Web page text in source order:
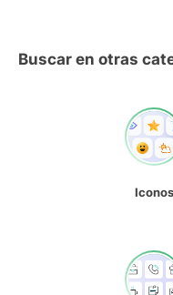
Buscar en otras
Iconos